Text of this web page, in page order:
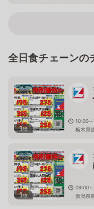
全日食チェーンの
1枚
10:00
栃木県
1枚
09:00
新潟県